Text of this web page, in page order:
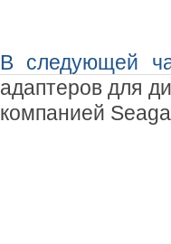
В следующей
адаптеров для
компанией